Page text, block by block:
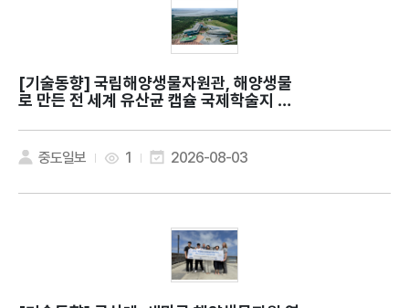
[기술동향]
로 만든 전 세계 유산균 캡슐 국제학술지 발
중도일보 1 2026-08-03